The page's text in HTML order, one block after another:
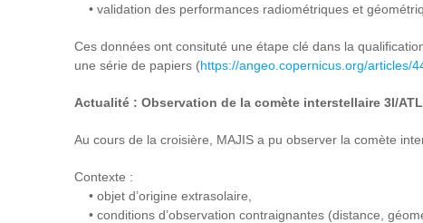
• validation des performances radiométriques et
Ces données ont consituté une étape clé dans la
une série de papiers (https://angeo.copernicus.org/articles/
Actualité : Observation de la comète interstellaire 3I/
Au cours de la croisière, MAJIS a pu observer la comète
Contexte :
• objet d’origine extrasolaire,
• conditions d’observation contraignantes (distance,